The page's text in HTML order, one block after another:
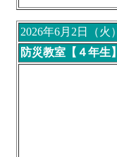
2026年6月2日（火）
防災教室【４年生】